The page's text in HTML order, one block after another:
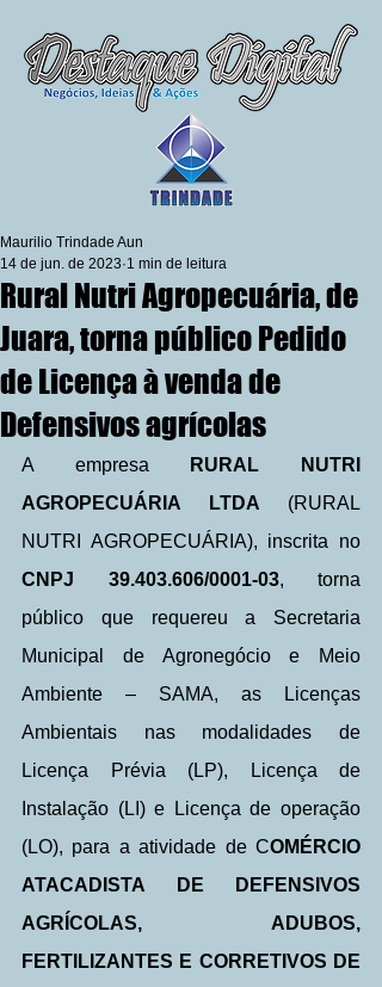
Rural Nutri Agropecuária, de
Juara, torna público Pedido
de Licença à venda de
Defensivos agrícolas
Maurilio Trindade Aun
14 de jun. de 2023 1 min de leitura
A empresa
RURAL NUTRI
AGROPECUÁRIA LTDA (RURAL
NUTRI AGROPECUÁRIA), inscrita no
CNPJ 39.403.606/0001-03, torna
público que requereu a Secretaria
Municipal de Agronegócio e Meio
Ambiente – SAMA, as Licenças
Ambientais nas modalidades de
Licença Prévia (LP), Licença de
Instalação (LI) e Licença de operação
(LO), para a atividade de COMÉRCIO
ATACADISTA DE DEFENSIVOS
AGRÍCOLAS, ADUBOS,
FERTILIZANTES E CORRETIVOS DE